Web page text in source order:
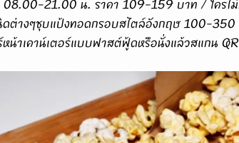
08.00-21.00 น. ราคา 109-159 บาท / ใครไ
ต่างๆชุบแป้งทอดกรอบสไตล์อังกฤษ 100-350
น้าเคาน์เตอร์แบบฟาสต์ฟู้ดหรือนั่งแล้วสแกน